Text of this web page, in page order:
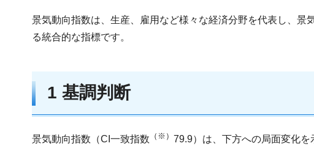
景気動向指数は、生産、雇用など様々な経済分野を代表し、
る統合的な指標です。
1 基調判断
景気動向指数（CI一致指数 （※） 79.9）は、下方への局面変化を